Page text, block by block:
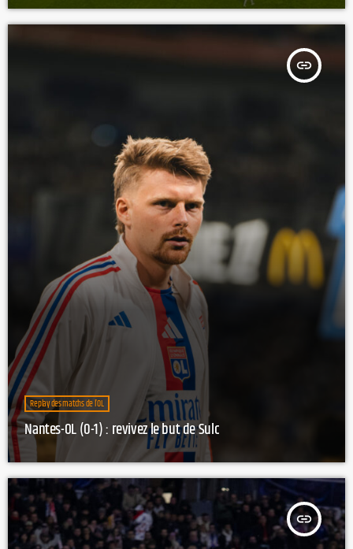
insert_link
Replay des matchs de l’OL
Nantes-OL (0-1) : revivez le but de Sulc
insert_link